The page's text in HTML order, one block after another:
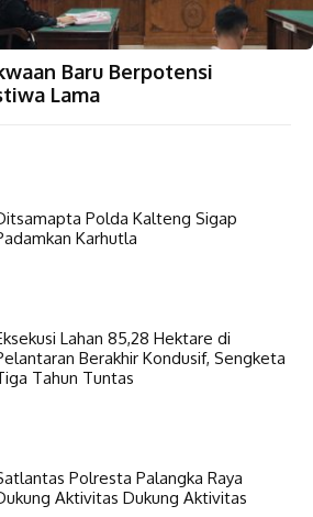
Baru Berpotensi
Lama
Polda Kalteng Sigap
Karhutla
Lahan 85,28 Hektare di
Berakhir Kondusif, Sengketa
Tahun Tuntas
Polresta Palangka Raya
Aktivitas Dukung Aktivitas